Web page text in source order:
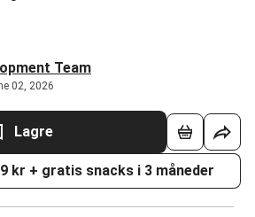
Team
02, 2026
Lagre
kr + gratis snacks i 3 måneder